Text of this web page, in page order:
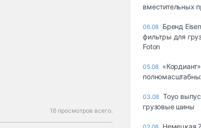
16 просмотров всего.
вместительных
06.08 Бренд
фильтры для
Foton
05.08
03.08 Toyo
грузовые шины